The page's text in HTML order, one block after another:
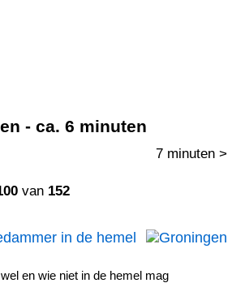
- ca. 6 minuten
7 minuten >
van 152
in de hemel
en wie niet in de hemel mag